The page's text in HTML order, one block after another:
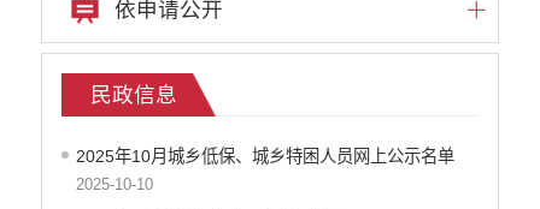
民政信息
乡村振兴
农业发展
气象信息
依申请公开
民政信息
2025年10月城乡低保、城乡特困人员网上公示名单
2025-10-10